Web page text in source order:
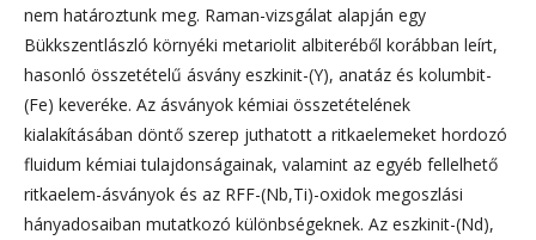
nem határoztunk meg. Raman-vizsgálat alapján egy
Bükkszentlászló környéki metariolit albiteréből korábban leírt,
hasonló összetételű ásvány eszkinit-(Y), anatáz és kolumbit-
(Fe) keveréke. Az ásványok kémiai összetételének
kialakításában döntő szerep juthatott a ritkaelemeket hordozó
fluidum kémiai tulajdonságainak, valamint az egyéb fellelhető
ritkaelem-ásványok és az RFF-(Nb,Ti)-oxidok megoszlási
hányadosaiban mutatkozó különbségeknek. Az eszkinit-(Nd),